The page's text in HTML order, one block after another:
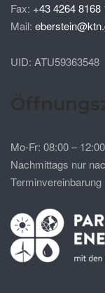
Fax: +43 4264 8168
Mail:
UID: ATU59363548
Mo-Fr: 08:00 – 12:00
Nachmittags nur
Terminvereinbarung